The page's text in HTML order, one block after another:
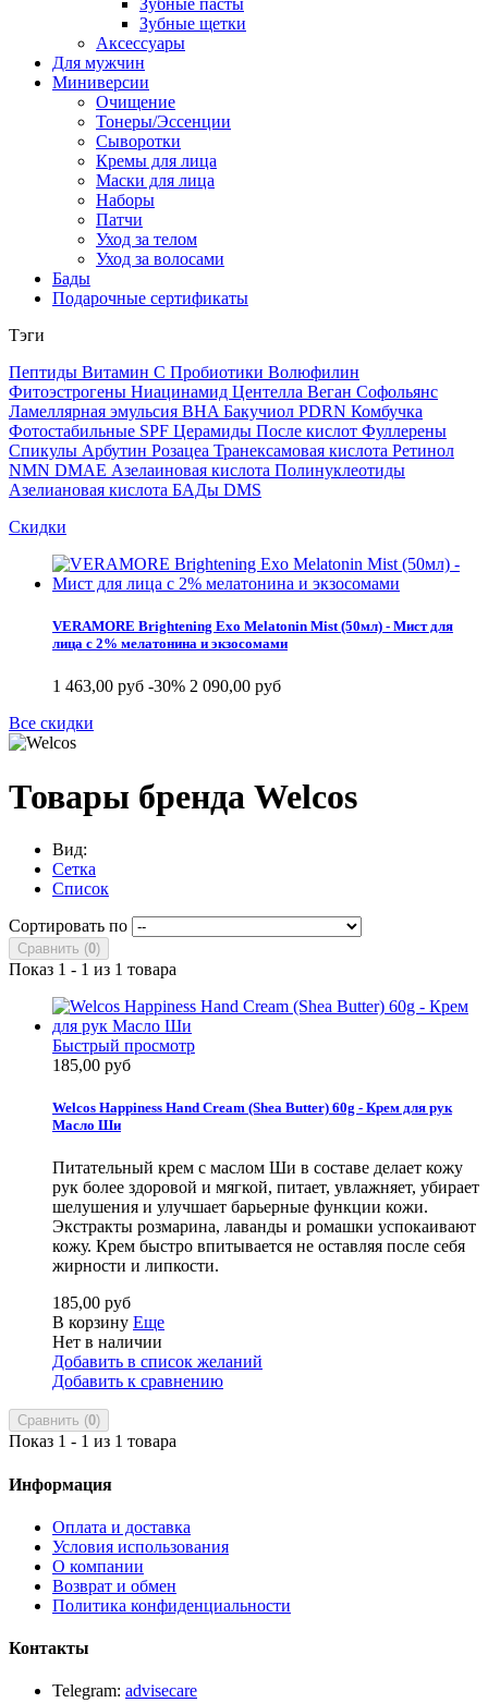
Зубные щетки
Аксессуары
Для мужчин
Миниверсии
Очищение
Тонеры/Эссенции
Сыворотки
Кремы для лица
Маски для лица
Наборы
Патчи
Уход за телом
Уход за волосами
Бады
Подарочные сертификаты
Тэги
Пептиды Витамин С Пробиотики Волюфилин
Фитоэстрогены Ниацинамид Центелла Веган Софольянс
Ламеллярная эмульсия BHA Бакучиол PDRN Комбучка
Фотостабильные SPF Церамиды После кислот Фуллерены
Спикулы Арбутин Розацеа Транексамовая кислота Ретинол
NMN DMAE Азелаиновая кислота Полинуклеотиды
Азелиановая кислота БАДы DMS
Скидки
VERAMORE Brightening Exo Melatonin Mist (50мл) - Мист для
лица с 2% мелатонина и экзосомами
1 463,00 руб -30% 2 090,00 руб
Все скидки
Товары бренда Welcos
Вид:
Сетка
Список
Сортировать по
Сравнить (0)
Показ 1 - 1 из 1 товара
Быстрый просмотр
185,00 руб
Welcos Happiness Hand Cream (Shea Butter) 60g - Крем для рук
Масло Ши
Питательный крем с маслом Ши в составе делает кожу
рук более здоровой и мягкой, питает, увлажняет, убирает
шелушения и улучшает барьерные функции кожи.
Экстракты розмарина, лаванды и ромашки успокаивают
кожу. Крем быстро впитывается не оставляя после себя
жирности и липкости.
185,00 руб
В корзину Еще
Нет в наличии
Добавить в список желаний
Добавить к сравнению
Сравнить (0)
Показ 1 - 1 из 1 товара
Информация
Оплата и доставка
Условия использования
О компании
Возврат и обмен
Политика конфиденциальности
Контакты
Telegram: advisecare